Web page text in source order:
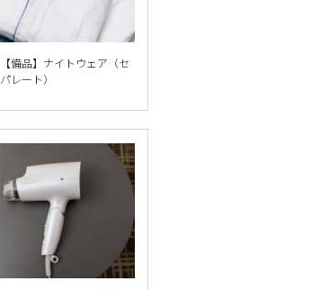
【備品】ナイトウェア（セ
パレート）